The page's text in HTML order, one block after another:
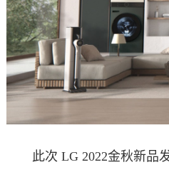
此次 LG 2022金秋新品发